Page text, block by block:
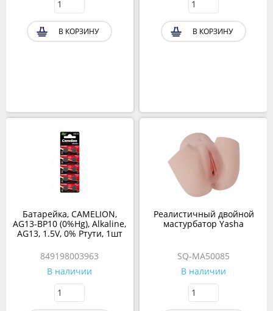
В КОРЗИНУ
Батарейка, CAMELION,
AG13-BP10 (0%Hg), Alkaline,
AG13, 1.5V, 0% Ртути, 1шт
849198003963
В наличии
В КОРЗИНУ
Реалистичный двойной
мастурбатор Yasha
SQ-MA50085
В наличии